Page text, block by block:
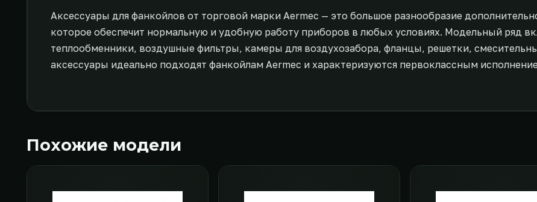
Аксессуары для фанкойлов от торговой марки Aermec — это большое разнообразие
которое обеспечит нормальную и удобную работу приборов в любых условиях. Модельный ряд
теплообменники, воздушные фильтры, камеры для воздухозабора, фланцы, решетки,
аксессуары идеально подходят фанкойлам Aermec и характеризуются первоклассным
Похожие модели